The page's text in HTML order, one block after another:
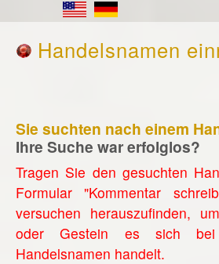
Handelsnamen
Sie suchten nach einem
Ihre Suche war erfolglos?
Tragen Sie den gesuchten
Formular "Kommentar
versuchen herauszufinden,
oder Gestein es sich bei
Handelsnamen handelt.